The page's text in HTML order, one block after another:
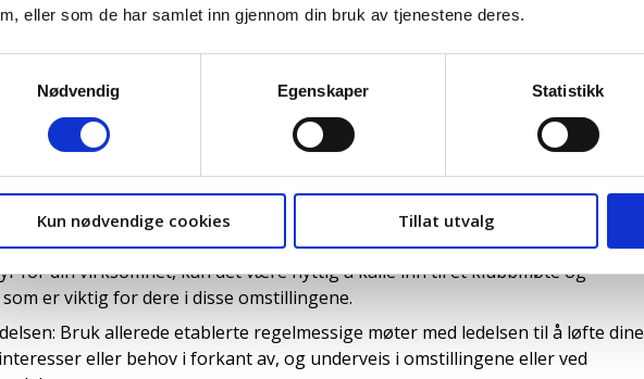
eller som de har samlet inn gjennom din bruk av tjenestene deres.
Nødvendig
Egenskaper Statistikk
Kun nødvendige cookies Tillat utvalg
ut fra arbeidsplass til arbeidsplass. Bruk de etablerte møteplassene
for deg. Det kan være arbeidsmiljøutvalget (AMU), avdelings- (AU)- eller
(BU), eller lignende regelmessige møter for forhandlinger og
ledelsen. I kommunal sektor kan du i tillegg bruke vernelinja.
å få kontakt med ledelsen på din arbeidsplass, kan du for eksempel
og sikre skriftlighet ved å sende en epost.
ledelse og medlemmer, protokoller og forankre underveis
medlemmer: Når du har innhentet informasjon eller kartlagt hva grønn
for din virksomhet, kan det være nyttig å kalle inn til et klubbmøte og
er viktig for dere i disse omstillingene.
Bruk allerede etablerte regelmessige møter med ledelsen til å løfte dine
eller behov i forkant av, og underveis i omstillingene eller ved